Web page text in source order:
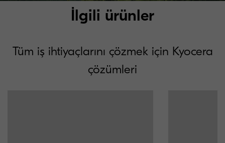
İlgili ürünler
Tüm iş ihtiyaçlarını çözmek için Kyocera
çözümleri